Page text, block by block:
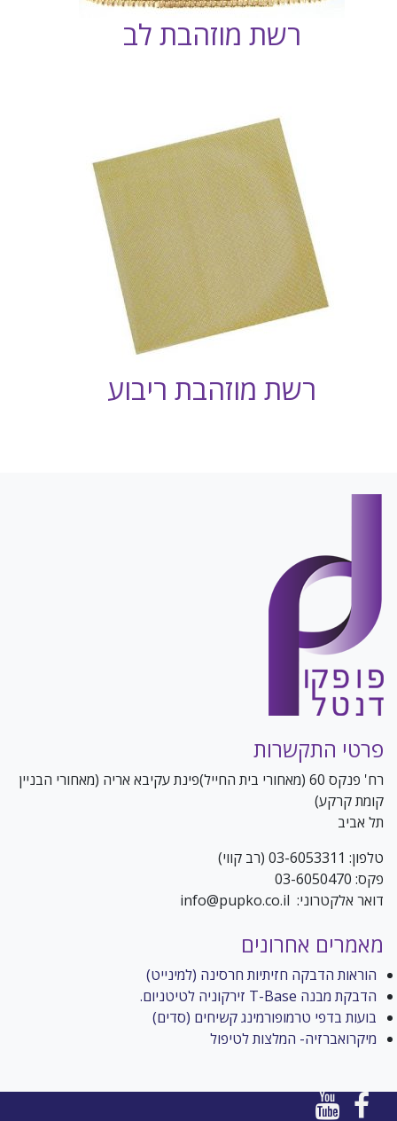
רשת מוזהבת לב
רשת מוזהבת ריבוע
פרטי התקשרות
רח' פנקס 60 (מאחורי בית החייל)פינת עקיבא אריה (מאחורי הבניין
קומת קרקע)
תל אביב
טלפון: 03-6053311 (רב קווי)
פקס: 03-6050470
דואר אלקטרוני: info@pupko.co.il
שם מלא (שדה חובה)
מאמרים אחרונים
הוראות הדבקה חזיתיות חרסינה (למינייט)
הדבקת מבנה T-Base זירקוניה לטיטניום.
בועות בדפי טרמופורמינג קשיחים (סדים)
מיקרואברזיה- המלצות לטיפול